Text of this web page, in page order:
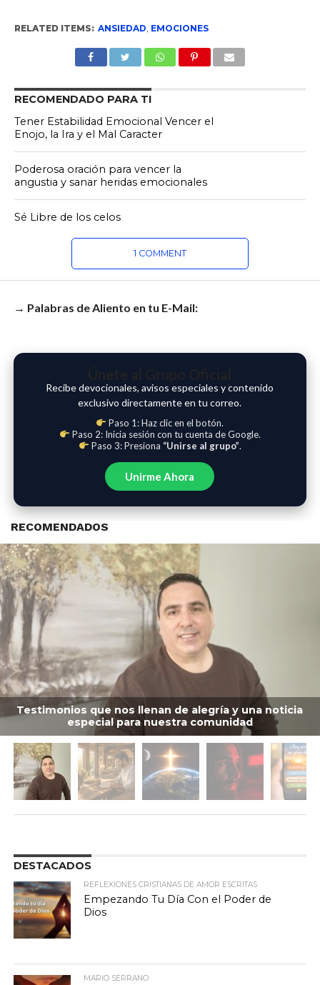
RELATED ITEMS: ANSIEDAD, EMOCIONES
RECOMENDADO PARA TI
Tener Estabilidad Emocional Vencer el
Enojo, la Ira y el Mal Caracter
Poderosa oración para vencer la
angustia y sanar heridas emocionales
Sé Libre de los celos
1 COMMENT
→ Palabras de Aliento en tu E-Mail:
Recibe devocionales, avisos especiales y contenido
exclusivo directamente en tu correo.
Paso 1: Haz clic en el botón.
Paso 2: Inicia sesión con tu cuenta de Google.
Paso 3: Presiona “Unirse al grupo”.
Unirme Ahora
RECOMENDADOS
Testimonios que nos llenan de alegría y una noticia
especial para nuestra comunidad
DESTACADOS
REFLEXIONES CRISTIANAS DE AMOR ESCRITAS
Empezando Tu Día Con el Poder de
Dios
MARIO SERRANO